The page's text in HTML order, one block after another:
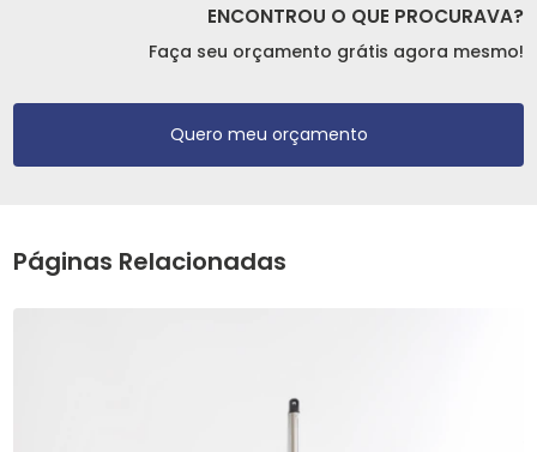
ENCONTROU O QUE PROCURAVA?
Faça seu orçamento grátis agora mesmo!
Quero meu orçamento
Páginas Relacionadas